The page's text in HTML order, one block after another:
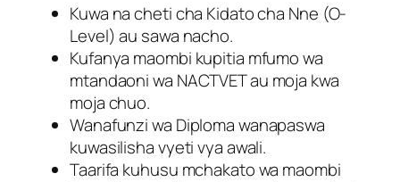
Kuwa na cheti cha Kidato cha Nne (O-
Level) au sawa nacho.
Kufanya maombi kupitia mfumo wa
mtandaoni wa NACTVET au moja kwa
moja chuo.
Wanafunzi wa Diploma wanapaswa
kuwasilisha vyeti vya awali.
Taarifa kuhusu mchakato wa maombi